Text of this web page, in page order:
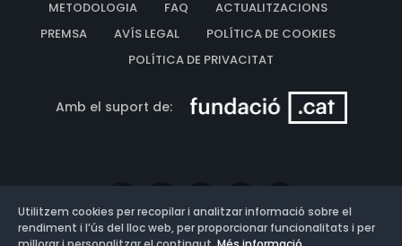
METODOLOGIA FAQ
ACTUALITZACIONS
PREMSA
AVÍS LEGAL
POLÍTICA DE COOKIES
POLÍTICA DE PRIVACITAT
Amb el suport de:
Utilitzem cookies per recopilar i analitzar informació sobre el
rendiment i l’ús del lloc web, per proporcionar funcionalitats i per